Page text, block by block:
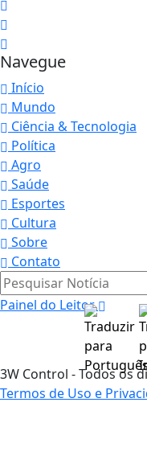
Navegue
Início
Mundo
Ciência & Tecnologia
Política
Agro
Saúde
Esportes
Cultura
Sobre
Contato
Pesquisar Notícia
Painel do Leitor
3W Control - Todos os
Termos de Uso e